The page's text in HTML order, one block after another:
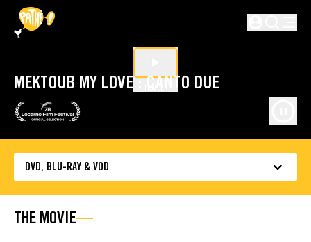
SKIP TO MAIN CONTENT
MEKTOUB MY LOVE : CANTO DUE
DVD, BLU-RAY & VOD
THE MOVIE